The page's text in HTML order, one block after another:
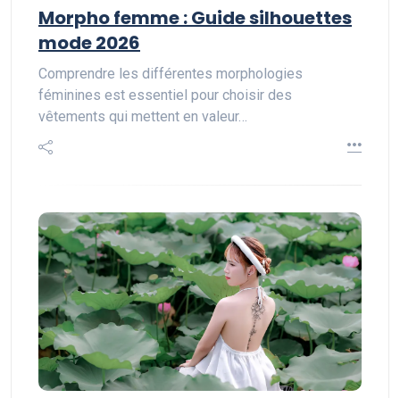
Morpho femme : Guide silhouettes
mode 2026
Comprendre les différentes morphologies
féminines est essentiel pour choisir des
vêtements qui mettent en valeur…